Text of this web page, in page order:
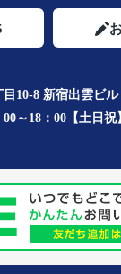
10-8 新宿出雲ビル
00～18：00【土日